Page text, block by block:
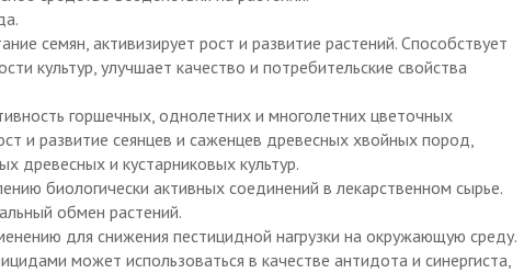
семян, активизирует рост и развитие растений. Способствует
культур, улучшает качество и потребительские свойства
горшечных, однолетних и многолетних цветочных
и развитие сеянцев и саженцев древесных хвойных пород,
древесных и кустарниковых культур.
биологически активных соединений в лекарственном сырье.
обмен растений.
для снижения пестицидной нагрузки на окружающую среду.
может использоваться в качестве антидота и синергиста,